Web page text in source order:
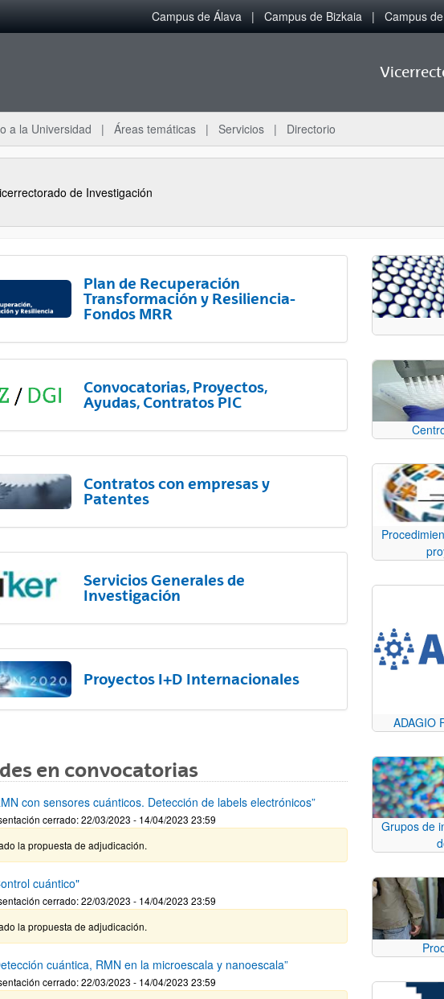
Campus de Álava Campus de Bizkaia Campus
a la Universidad Áreas temáticas Servicios Directorio
de Investigación
Plan de Recuperación
Transformación y Resiliencia-
Fondos MRR
Convocatorias, Proyectos,
Ayudas, Contratos PIC
Contratos con empresas y
Patentes
Servicios Generales de
Investigación
Proyectos I+D Internacionales
en convocatorias
con sensores cuánticos. Detección de labels electrónicos”
cerrado: 22/03/2023 - 14/04/2023 23:59
la propuesta de adjudicación.
cuántico"
cerrado: 22/03/2023 - 14/04/2023 23:59
la propuesta de adjudicación.
cuántica, RMN en la microescala y nanoescala”
cerrado: 22/03/2023 - 14/04/2023 23:59
ADAGIO
Grupos de